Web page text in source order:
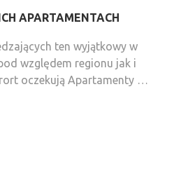
APARTAMENTACH
ten wyjątkowy w
względem regionu jak i
oczekują Apartamenty …